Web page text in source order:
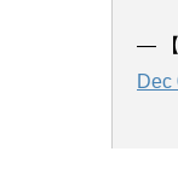
— 【
Dec